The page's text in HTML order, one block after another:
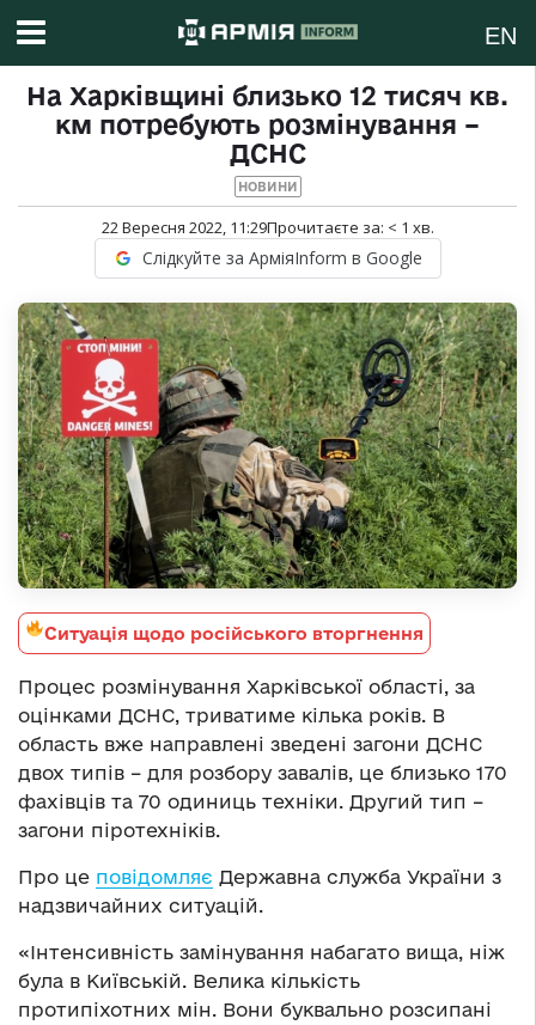
EN
На Харківщині близько 12 тисяч кв.
км потребують розмінування –
ДСНС
НОВИНИ
22 Вересня 2022, 11:29Прочитаєте за: < 1 хв.
Слідкуйте за АрміяInform в Google
Ситуація щодо російського вторгнення
Процес розмінування Харківської області, за
оцінками ДСНС, триватиме кілька років. В
область вже направлені зведені загони ДСНС
двох типів – для розбору завалів, це близько 170
фахівців та 70 одиниць техніки. Другий тип –
загони піротехніків.
Про це повідомляє Державна служба України з
надзвичайних ситуацій.
«Інтенсивність замінування набагато вища, ніж
була в Київській. Велика кількість
протипіхотних мін. Вони буквально розсипані